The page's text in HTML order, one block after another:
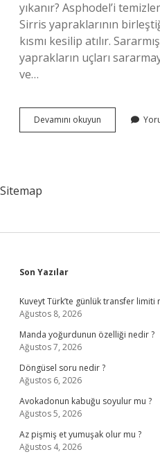
yıkanır? Asphodel’i
Sirris yapraklarının
kısmı kesilip atılır.
yaprakların uçları
ve…
Devamını okuyun
Otunu
Sitemap
Sidebar
Son Yazılar
Kuveyt Türk’te günlük transfer limiti
Ağustos 8, 2026
Manda yoğurdunun özelliği nedir ?
Ağustos 7, 2026
Döngüsel soru nedir ?
Ağustos 6, 2026
Avokadonun kabuğu soyulur mu ?
Ağustos 5, 2026
Az pişmiş et yumuşak olur mu ?
Ağustos 4, 2026